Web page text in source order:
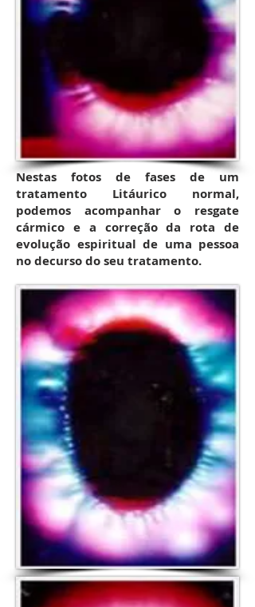
Nestas fotos de fases de um
tratamento Litáurico normal,
podemos acompanhar o resgate
cármico e a correção da rota de
evolução espiritual de uma pessoa
no decurso do seu tratamento.